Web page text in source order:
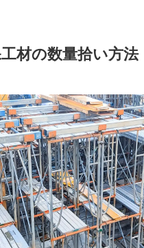
材の数量拾い方法